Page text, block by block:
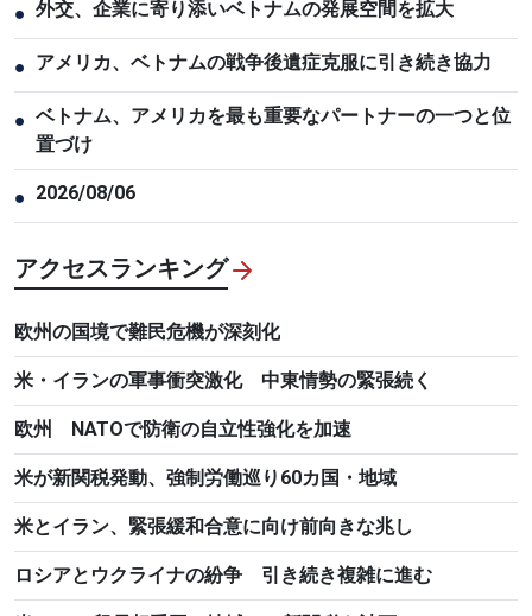
● 外交、企業に寄り添いベトナムの発展空間を拡大
● アメリカ、ベトナムの戦争後遺症克服に引き続き協力
● ベトナム、アメリカを最も重要なパートナーの一つと位
置づけ
● 2026/08/06
アクセスランキング
欧州の国境で難民危機が深刻化
米・イランの軍事衝突激化 中東情勢の緊張続く
欧州 NATOで防衛の自立性強化を加速
米が新関税発動、強制労働巡り60カ国・地域
米とイラン、緊張緩和合意に向け前向きな兆し
ロシアとウクライナの紛争 引き続き複雑に進む